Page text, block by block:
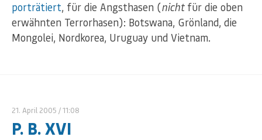
porträtiert, für die Angsthasen (nichtfür die oben
erwähnten Terrorhasen): Botswana, Grönland, die
Mongolei, Nordkorea, Uruguay und Vietnam.
21. April 2005 / 11:08
P. B. XVI